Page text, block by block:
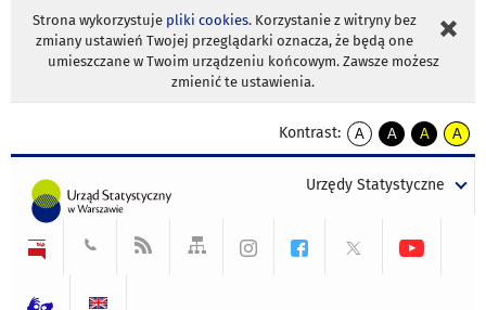
Strona wykorzystuje pliki cookies. Korzystanie z witryny bez
zmiany ustawień Twojej przeglądarki oznacza, że będą one
umieszczane w Twoim urządzeniu końcowym. Zawsze możesz
zmienić te ustawienia.
Kontrast:
A
kontrast
A
kontrast
tekst
czarnym
A
kontrast
tekst
czarnym
A
tekst
żółtym
Urzędy Statystyczne